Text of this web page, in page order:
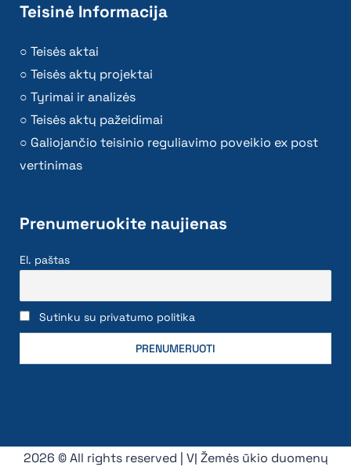
Teisinė Informacija
Teisės aktai
Teisės aktų projektai
Tyrimai ir analizės
Teisės aktų pažeidimai
Galiojančio teisinio reguliavimo poveikio ex post
vertinimas
Prenumeruokite naujienas
El. paštas
Sutinku su privatumo politika
2026 © All rights reserved | VĮ Žemės ūkio duomenų